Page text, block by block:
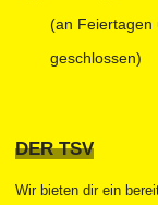
(an Feiertagen
geschlossen)
DER TSV
Wir bieten dir ein